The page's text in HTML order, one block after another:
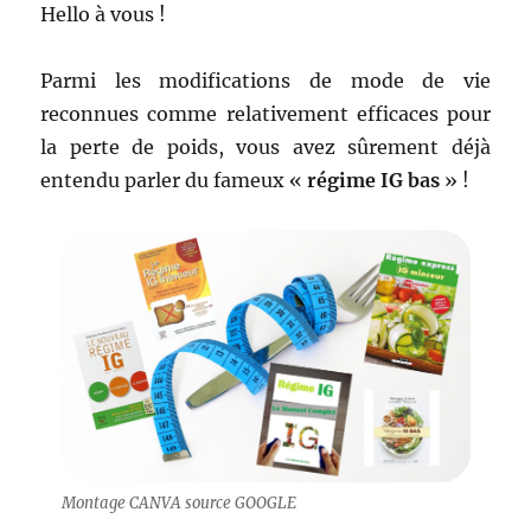
Hello à vous !
Parmi les modifications de mode de vie
reconnues comme relativement efficaces pour
la perte de poids, vous avez sûrement déjà
entendu parler du fameux «régime IG bas » !
Montage CANVA source GOOGLE